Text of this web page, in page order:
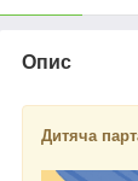
Опис
Дитяча